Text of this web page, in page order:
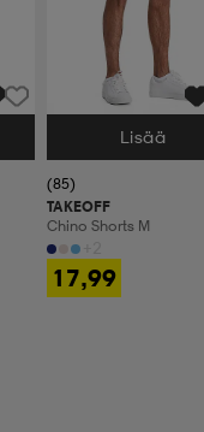
Valitse Koko
Lisää
(85)
TAKEOFF
Chino Shorts M
17,99